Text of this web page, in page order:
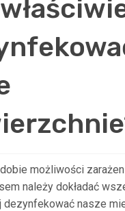
możliwości
należy dokładać
dezynfekować nasze